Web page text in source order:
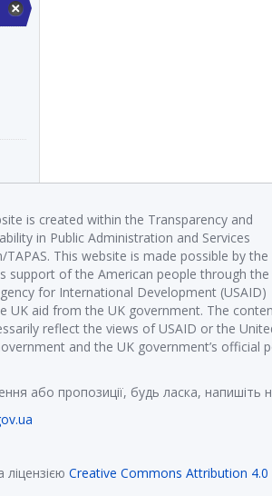
is created within the Transparency and
in Public Administration and Services
TAPAS. This website is made possible by the
support of the American people through the
for International Development (USAID)
UK aid from the UK government. The
reflect the views of USAID or the
and the UK government’s official
або пропозиції, будь ласка, напишіть
Creative Commons Attribution